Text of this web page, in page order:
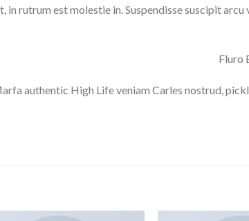
in rutrum est molestie in. Suspendisse suscipit
Fluro
authentic High Life veniam Carles nostrud,